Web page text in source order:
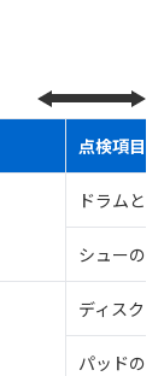
点検項目
ドラムと
シューの
ディスク
パッドの